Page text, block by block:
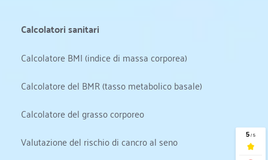
Calcolatori sanitari
Calcolatore BMI (indice di massa corporea)
Calcolatore del BMR (tasso metabolico basale)
Calcolatore del grasso corporeo
Valutazione del rischio di cancro al seno